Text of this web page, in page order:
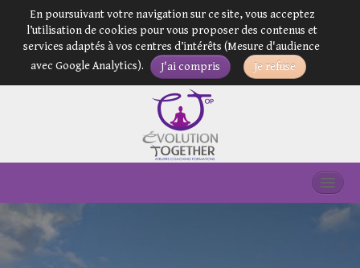
En poursuivant votre navigation sur ce site, vous acceptez
l’utilisation de cookies pour vous proposer des contenus et
services adaptés à vos centres d’intérêts (Mesure d'audience
avec Google Analytics).
J'ai compris Je refuse
Équipes et Organisations